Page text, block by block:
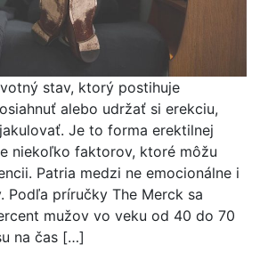
stav, ktorý postihuje
alebo udržať si erekciu,
Je to forma erektilnej
niekoľko faktorov, ktoré môžu
Patria medzi ne emocionálne i
Podľa príručky The Merck sa
mužov vo veku od 40 do 70
na čas […]